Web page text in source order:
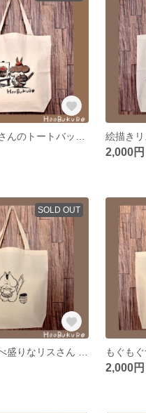
2,000円
SOLD OUT
2,000円